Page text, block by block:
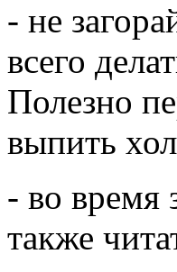
- не
всего
Полезно
выпить
- во время
также